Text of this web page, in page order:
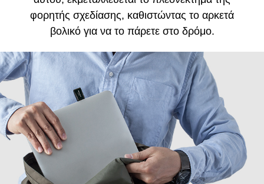
φορητής σχεδίασης, καθιστώντας το αρκετά
βολικό για να το πάρετε στο δρόμο.